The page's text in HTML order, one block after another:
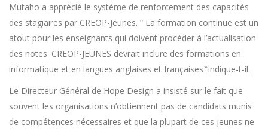
Mutaho a apprécié le système de renforcement des capacités
des stagiaires par CREOP-Jeunes. ʺ La formation continue est un
atout pour les enseignants qui doivent procéder à l’actualisation
des notes. CREOP-JEUNES devrait inclure des formations en
informatique et en langues anglaises et françaises ̏ indique-t-il.
Le Directeur Général de Hope Design a insisté sur le fait que
souvent les organisations n’obtiennent pas de candidats munis
de compétences nécessaires et que la plupart de ces jeunes ne